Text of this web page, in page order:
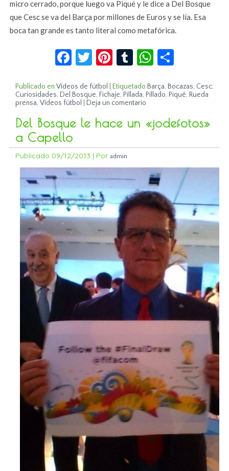
micro cerrado, porque luego va Piqué y le dice a Del Bosque
que Cesc se va del Barça por millones de Euros y se lía. Esa
boca tan grande es tanto literal como metafórica.
Facebook
Twitter
Pinterest
TumblrWhatsApp
Publicado en Vídeos de fútbol Etiquetado Barça, Bocazas, Cesc,
Curiosidades, Del Bosque, Fichaje, Pillada, Pillado, Piqué, Rueda
prensa,Vídeos fútbol Deja un comentario
Del Bosque le hace un «jodefotos»
a Capello
Publicado 09/12/2013 | Por admin